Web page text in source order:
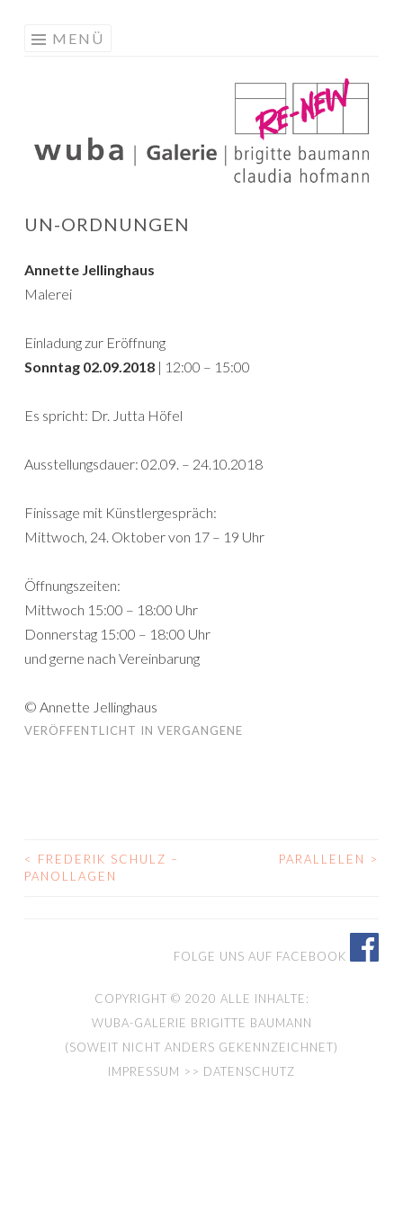
SpringeMENÜ
UN-ORDNUNGEN
Annette Jellinghaus
Malerei
Einladung zur Eröffnung
Sonntag 02.09.2018 | 12:00 – 15:00
Es spricht: Dr. Jutta Höfel
Ausstellungsdauer: 02.09. – 24.10.2018
Finissage mit Künstlergespräch:
Mittwoch, 24. Oktober von 17 – 19 Uhr
Öffnungszeiten:
Mittwoch 15:00 – 18:00 Uhr
Donnerstag 15:00 – 18:00 Uhr
und gerne nach Vereinbarung
© Annette Jellinghaus
VERÖFFENTLICHT IN VERGANGENE
BEITRAGS-
<
FREDERIK SCHULZ –
PANOLLAGEN
PARALLELEN >
FOLGE UNS AUF FACEBOOK
COPYRIGHT © 2020 ALLE INHALTE:
WUBA-GALERIE BRIGITTE BAUMANN
(SOWEIT NICHT ANDERS GEKENNZEICHNET)
IMPRESSUM >> DATENSCHUTZ